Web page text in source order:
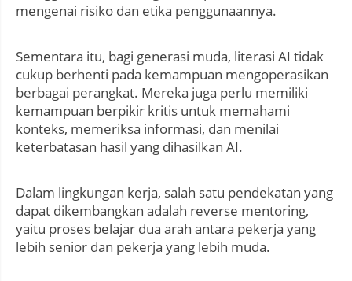
mengenai risiko dan etika penggunaannya.
Sementara itu, bagi generasi muda, literasi AI tidak
cukup berhenti pada kemampuan mengoperasikan
berbagai perangkat. Mereka juga perlu memiliki
kemampuan berpikir kritis untuk memahami
konteks, memeriksa informasi, dan menilai
keterbatasan hasil yang dihasilkan AI.
Dalam lingkungan kerja, salah satu pendekatan yang
dapat dikembangkan adalah reverse mentoring,
yaitu proses belajar dua arah antara pekerja yang
lebih senior dan pekerja yang lebih muda.